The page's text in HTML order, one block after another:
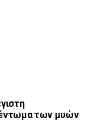
των μυών